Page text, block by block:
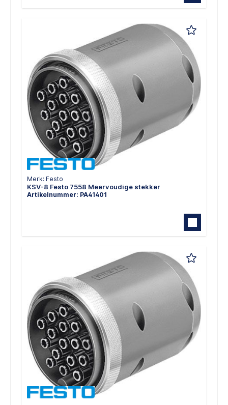
Merk: Festo
KSV-8 Festo 7558 Meervoudige stekker
Artikelnummer: PA41401